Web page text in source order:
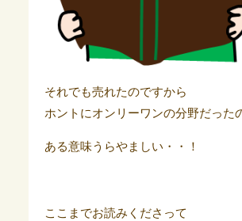
それでも売れたのですから
ホントにオンリーワンの分野だった
ある意味うらやましい・・！
ここまでお読みくださって